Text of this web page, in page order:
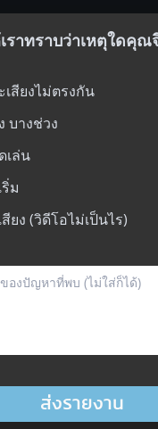
ราทราบว่าเหตุใดคุณ
สียงไม่ตรงกัน
บางช่วง
เล่น
ม
ยง (วิดีโอไม่เป็นไร)